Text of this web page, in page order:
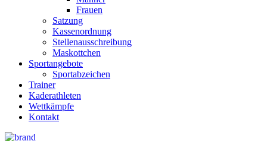
Frauen
Satzung
Kassenordnung
Stellenausschreibung
Maskottchen
Sportangebote
Sportabzeichen
Trainer
Kaderathleten
Wettkämpfe
Kontakt